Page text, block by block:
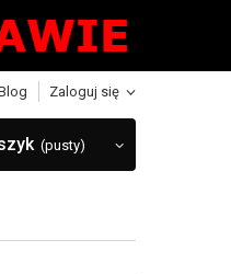
Zaloguj się
(pusty)